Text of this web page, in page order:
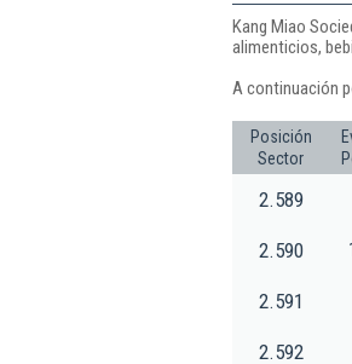
Kang Miao
alimenticios,
A continuación
Posición
Sector
2.589
2.590
2.591
2.592